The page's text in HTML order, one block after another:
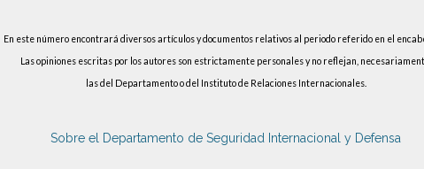
En este número encontrará diversos artículos y documentos relativos al periodo referido en el
Las opiniones escritas por los autores son estrictamente personales y no reflejan,
las del Departamento o del Instituto de Relaciones Internacionales.
Sobre el Departamento de Seguridad Internacional y Defensa